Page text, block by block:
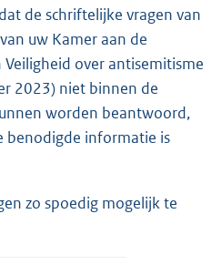
de schriftelijke vragen van
uw Kamer aan de
over antisemitisme
2023) niet binnen de
worden beantwoord,
benodigde informatie is
zo spoedig mogelijk te